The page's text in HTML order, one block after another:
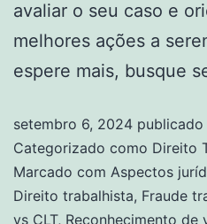
avaliar o seu caso e
melhores ações a
espere mais, busque
setembro 6, 2024 publicado
Categorizado como Direito
Marcado com Aspectos
Direito trabalhista, Fraude
vs CLT, Reconhecimento de